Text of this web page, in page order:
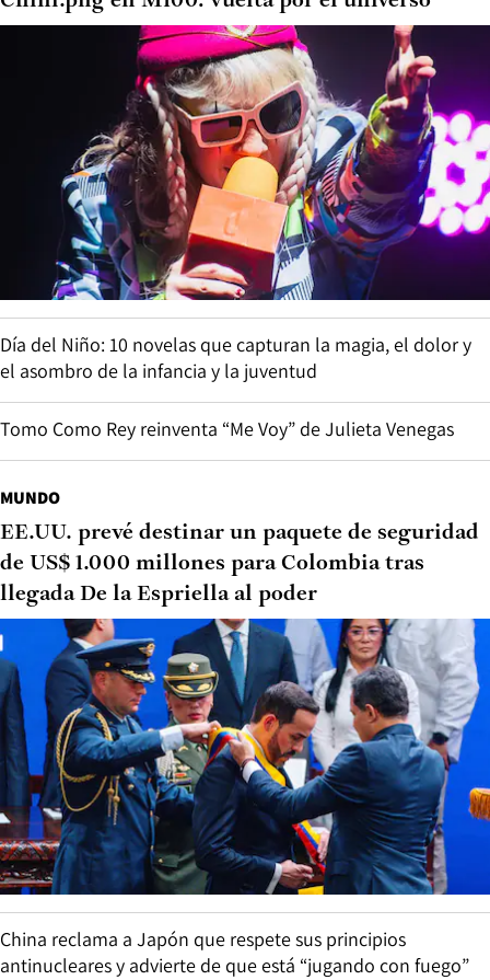
Día del Niño: 10 novelas que capturan la magia, el dolor y
el asombro de la infancia y la juventud
Tomo Como Rey reinventa “Me Voy” de Julieta Venegas
MUNDO
EE.UU. prevé destinar un paquete de seguridad
de US$ 1.000 millones para Colombia tras
llegada De la Espriella al poder
China reclama a Japón que respete sus principios
antinucleares y advierte de que está “jugando con fuego”